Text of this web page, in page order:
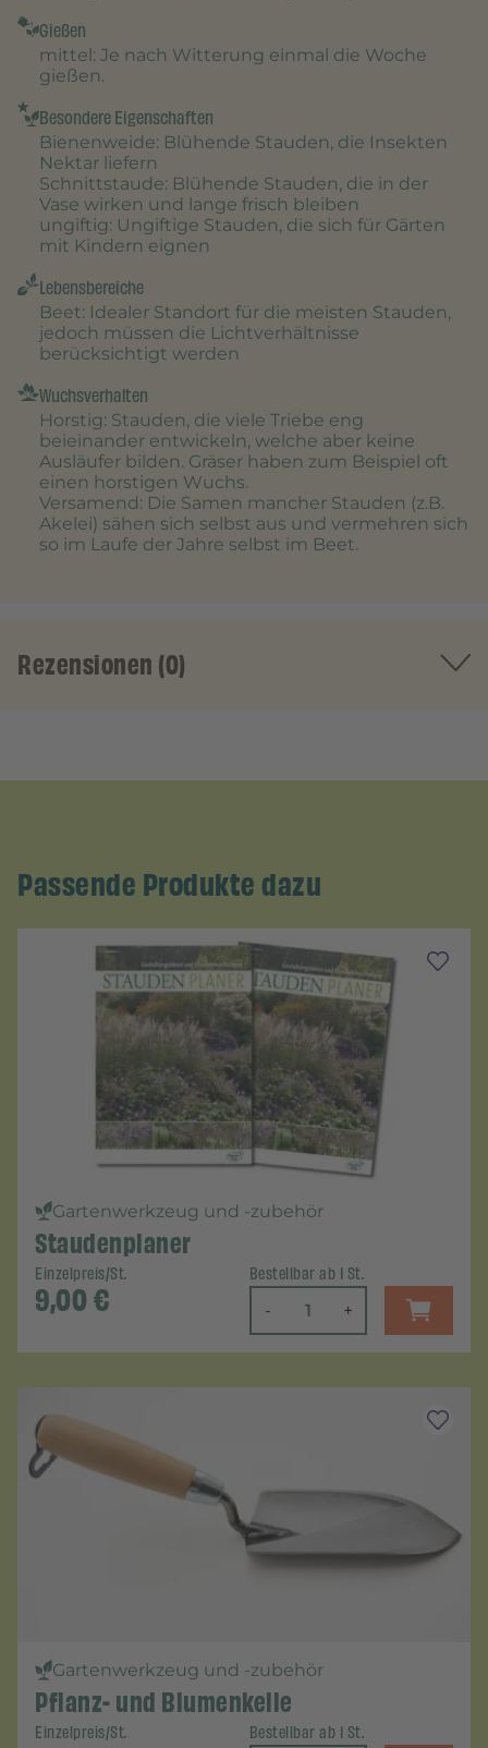
Gießen
mittel: Je nach Witterung einmal die Woche
gießen.
Besondere Eigenschaften
Bienenweide: Blühende Stauden, die Insekten
Nektar liefern
Schnittstaude: Blühende Stauden, die in der
Vase wirken und lange frisch bleiben
ungiftig: Ungiftige Stauden, die sich für Gärten
mit Kindern eignen
Lebensbereiche
Beet: Idealer Standort für die meisten Stauden,
jedoch müssen die Lichtverhältnisse
berücksichtigt werden
Wuchsverhalten
Horstig: Stauden, die viele Triebe eng
beieinander entwickeln, welche aber keine
Ausläufer bilden. Gräser haben zum Beispiel oft
einen horstigen Wuchs.
Versamend: Die Samen mancher Stauden (z.B.
Akelei) sähen sich selbst aus und vermehren sich
so im Laufe der Jahre selbst im Beet.
Rezensionen (0)
Passende Produkte dazu
Gartenwerkzeug und -zubehör
Staudenplaner
Einzelpreis/St.
9,00€
Bestellbar ab 1 St.
- +
Gartenwerkzeug und -zubehör
Pflanz- und Blumenkelle
Einzelpreis/St. Bestellbar ab 1 St.